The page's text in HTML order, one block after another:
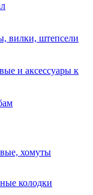
вилки, штепсели
и аксессуары к
хомуты
колодки